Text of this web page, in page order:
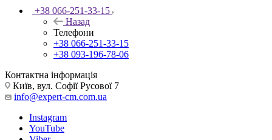
+38 066-251-33-15
Назад
Телефони
+38 066-251-33-15
+38 093-196-78-06
Контактна інформація
Київ, вул. Софії Русової 7
info@expert-cm.com.ua
Instagram
YouTube